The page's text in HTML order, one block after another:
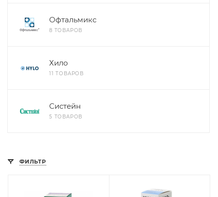
Офтальмикс
8 ТОВАРОВ
Хило
11 ТОВАРОВ
Систейн
5 ТОВАРОВ
ФИЛЬТР